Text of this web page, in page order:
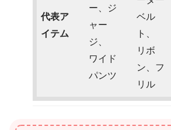
代表ア
イテム
ー、ジ
ャー
ジ、
ワイド
パンツ
ベル
ト、
リボ
ン、フ
リル